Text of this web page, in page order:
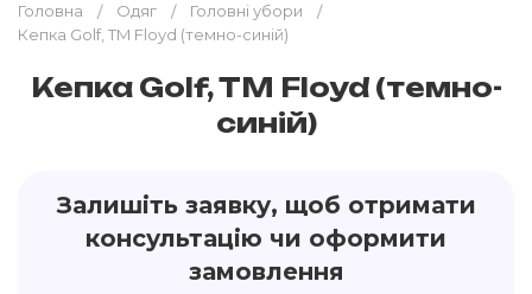
Головна Одяг
Головні убори
Кепка Golf, TM Floyd (темно-синій)
Кепка Golf, TM Floyd (темно-
синій)
Залишіть заявку, щоб отримати
консультацію чи оформити
замовлення